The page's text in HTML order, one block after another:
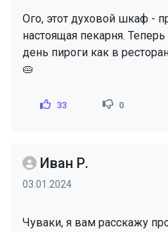
Ого, этот духовой шкаф -
настоящая пекарня.
день пироги как в
🥧
33 0
Иван Р.
03.01.2024
Чуваки, я вам расскажу